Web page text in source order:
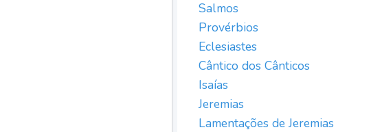
Salmos
Provérbios
Eclesiastes
Cântico dos Cânticos
Isaías
Jeremias
Lamentações de Jeremias